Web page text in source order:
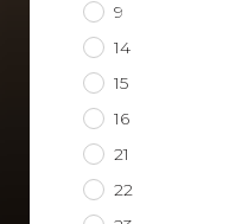
9
14
15
16
21
22